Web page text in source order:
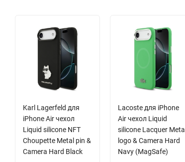
Karl Lagerfeld для
iPhone Air чехол
Liquid silicone NFT
Choupette Metal pin &
Camera Hard Black
Lacoste для iPhone
Air чехол Liquid
silicone Lacquer Metal
logo & Camera Hard
Navy (MagSafe)